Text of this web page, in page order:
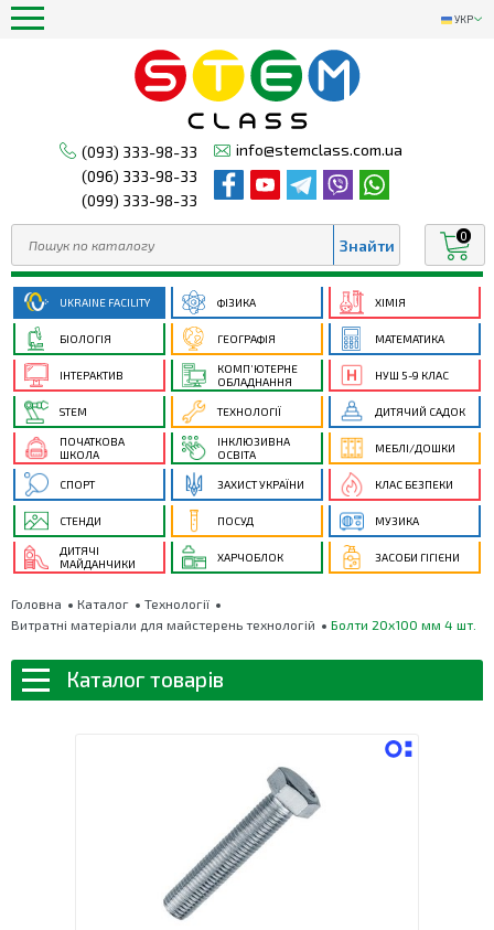
УКР
(093) 333-98-33
(096) 333-98-33
(099) 333-98-33
info@stemclass.com.ua
0
UKRAINE FACILITY ФІЗИКА ХІМІЯ
БІОЛОГІЯ ГЕОГРАФІЯ МАТЕМАТИКА
ІНТЕРАКТИВ
КОМП’ЮТЕРНЕ
ОБЛАДНАННЯ
НУШ 5-9 КЛАС
STEM ТЕХНОЛОГІЇ ДИТЯЧИЙ САДОК
ПОЧАТКОВА
ШКОЛА
ІНКЛЮЗИВНА
ОСВІТА
МЕБЛІ/ДОШКИ
СПОРТ ЗАХИСТ УКРАЇНИ КЛАС БЕЗПЕКИ
СТЕНДИ ПОСУД МУЗИКА
ДИТЯЧІ
МАЙДАНЧИКИ
ХАРЧОБЛОК ЗАСОБИ ГІГІЄНИ
Головна Каталог
Технології
Витратні матеріали для майстерень технологій
Болти 20х100 мм 4 шт.
Каталог товарів